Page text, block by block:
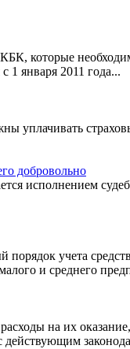
которые
1 января 2011 года...
уплачивать
добровольно
исполнением
учета
и среднего
на их